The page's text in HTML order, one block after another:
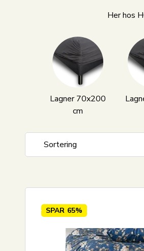
Her hos
Lagner 70x200
cm
Sortering
Nyeste
Mest solgte
SPAR 65%